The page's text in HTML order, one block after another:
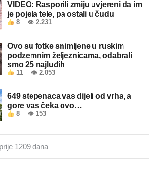
VIDEO: Rasporili zmiju uvjereni da im
je pojela tele, pa ostali u čudu
8 👁 2.231
Ovo su fotke snimljene u ruskim
podzemnim željeznicama, odabrali
smo 25 najluđih
11 👁 2.053
649 stepenaca vas dijeli od vrha, a
gore vas čeka ovo…
8 👁 153
prije 1209 dana